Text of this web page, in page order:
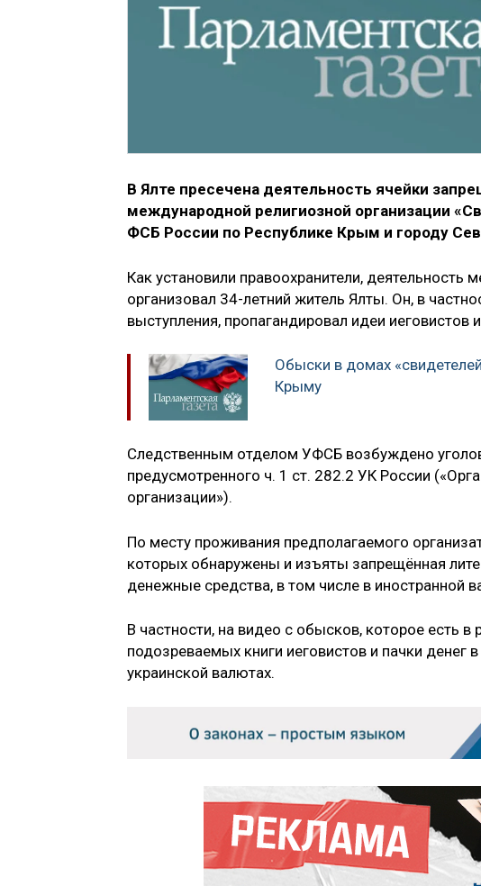
В Ялте пресечена деятельность ячейки
международной религиозной организации
ФСБ России по Республике Крым и городу
Как установили правоохранители, деятельность
организовал 34-летний житель Ялты. Он, в
выступления, пропагандировал идеи
Обыски в домах
Крыму
Следственным отделом УФСБ возбуждено
предусмотренного ч. 1 ст. 282.2 УК России
организации»).
По месту проживания предполагаемого
которых обнаружены и изъяты запрещённая
денежные средства, в том числе в иностранной
В частности, на видео с обысков, которое есть
подозреваемых книги иеговистов и пачки денег
украинской валютах.